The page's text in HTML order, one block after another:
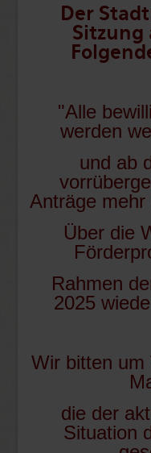
Der
Sitzung
"Alle
werden
und ab
Anträge
Über die
Rahmen
2025
Wir bitten um
die der
Situation